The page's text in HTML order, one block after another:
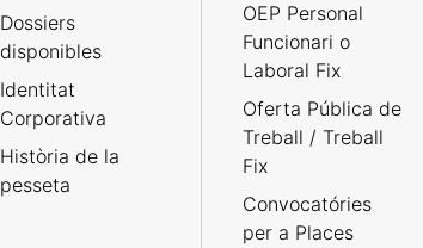
Dossiers
disponibles
Identitat
Corporativa
Història de la
pesseta
OEP Personal
Funcionari o
Laboral Fix
Oferta Pública de
Treball / Treball
Fix
Convocatóries
per a Places